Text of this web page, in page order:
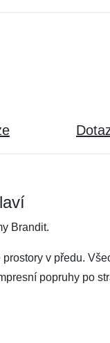
Brandit.
v předu.
popruhy po